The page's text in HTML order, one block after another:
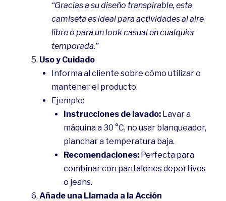
“Gracias a su diseño transpirable, esta
camiseta es ideal para actividades al aire
libre o para un look casual en cualquier
temporada.”
Uso y Cuidado
Informa al cliente sobre cómo utilizar o
mantener el producto.
Ejemplo:
Instrucciones de lavado: Lavar a
máquina a 30 °C, no usar blanqueador,
planchar a temperatura baja.
Recomendaciones: Perfecta para
combinar con pantalones deportivos
o jeans.
Añade una Llamada a la Acción